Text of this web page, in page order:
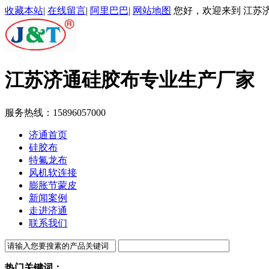
收藏本站| 在线留言| 阿里巴巴| 网站地图 您好，欢迎来到 江苏
江苏济通硅胶布专业生产厂家
服务热线： 15896057000
济通首页
硅胶布
特氟龙布
风机软连接
膨胀节蒙皮
新闻案例
走进济通
联系我们